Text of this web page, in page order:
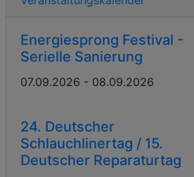
Energiesprong Festival -
Serielle Sanierung
07.09.2026 - 08.09.2026
24. Deutscher
Schlauchlinertag / 15.
Deutscher Reparaturtag